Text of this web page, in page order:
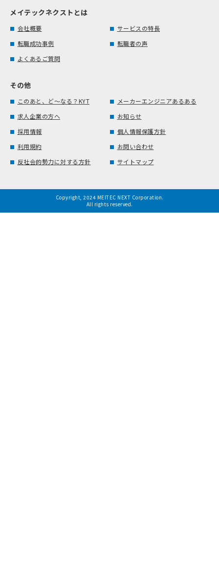
メイテックネクストとは
会社概要
サービスの特長
転職成功事例
転職者の声
よくあるご質問
その他
このあと、ど～なる？KYT
メーカーエンジニアあるある
求人企業の方へ
お知らせ
採用情報
個人情報保護方針
利用規約
お問い合わせ
反社会的勢力に対する方針
サイトマップ
Copyright, 2024 MEITEC NEXT Corporation.
All rights reserved.